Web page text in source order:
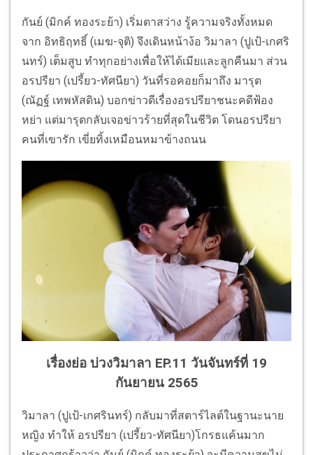
กันย์ (มิกค์ ทองระย้า) เริ่มตาสว่าง รู้ความจริงทั้งหมด
จาก อิทธิฤทธิ์ (เมฆ-จุติ) จึงเดินหน้าง้อ วิมาลา (ปูเป้-เกศริ
นทร์) เต็มสูบ ทำทุกอย่างเพื่อให้ได้เมียและลูกคืนมา ส่วน
อรปรียา (เปรี้ยว-ทัศนียา) วันที่รอคอยก็มาถึง มารุต
(ณัฏฐ์ เทพหัสดิน) บอกข่าวดีเรื่องอรปรียาชนะคดีฟ้อง
หย่า แต่มารุตกลับเจอข่าวร้ายที่สุดในชีวิต โดนอรปรียา
คนที่เขารัก เขี่ยทิ้งเหมือนหมาข้างถนน
เรื่องย่อ บ่วงวิมาลา EP.11 วันจันทร์ที่ 19
กันยายน 2565
วิมาลา (ปูเป้-เกศรินทร์) กลับมาที่สตาร์ไลต์ในฐานะนาย
หญิง ทำให้ อรปรียา (เปรี้ยว-ทัศนียา)โกรธแค้นมาก